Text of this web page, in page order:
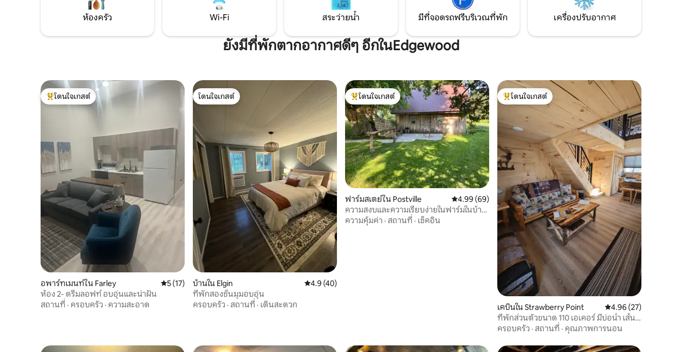
ให้คุณเพลิดเพลินกับการพักผ่อน
ห้องครัว Wi-Fi สระว่ายน้ำ มีที่จอดรถฟรีบริเวณที่พัก เครื่องปรับอากาศ
ยังมีที่พักตากอากาศดีๆ อีกในEdgewood
โดนใจเกสต์ที่สุด
โดนใจเกสต์
อพาร์ทเมนท์ใน Farley คะแนนเฉลี่ย 5 จาก 5, 17 รีวิว
5 (17)
ห้อง 2- ดรีมลอฟท์ อบอุ่นและน่าฝัน
สถานที่ · ครอบครัว · ความสะอาด
โดนใจเกสต์
โดนใจเกสต์
บ้านใน Elgin คะแนนเฉลี่ย 4.9 จาก 5, 40 รีวิว
4.9 (40)
ที่พักสองชั้นมุมอบอุ่น
ครอบครัว · สถานที่ · เดินสะดวก
โดนใจเกสต์ที่สุด
โดนใจเกสต์
ฟาร์มสเตย์ใน Postville คะแนนเฉลี่ย 4.99 จาก 5, 69 รีวิว
4.99 (69)
ความสงบและความเรียบง่ายในฟาร์มในบ้าน
หลังเล็ก
ความคุ้มค่า · สถานที่ · เช็คอิน
โดนใจเกสต์ที่สุด
โดนใจเกสต์
เคบินใน Strawberry Point คะแนนเฉลี่ย 4.96 จาก
4.96 (27)
ที่พักส่วนตัวขนาด 110 เอเคอร์ มีบ่อน้ำ เส้น
ทางเดินป่า และวิวสวย
ครอบครัว · สถานที่ · คุณภาพการนอน